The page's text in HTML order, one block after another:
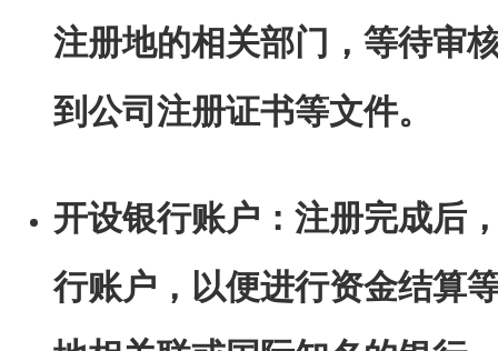
注册地的相关部门，等待审
到公司注册证书等文件。
开设银行账户：注册完成后
行账户，以便进行资金结算